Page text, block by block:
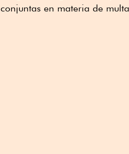
conjuntas en materia de